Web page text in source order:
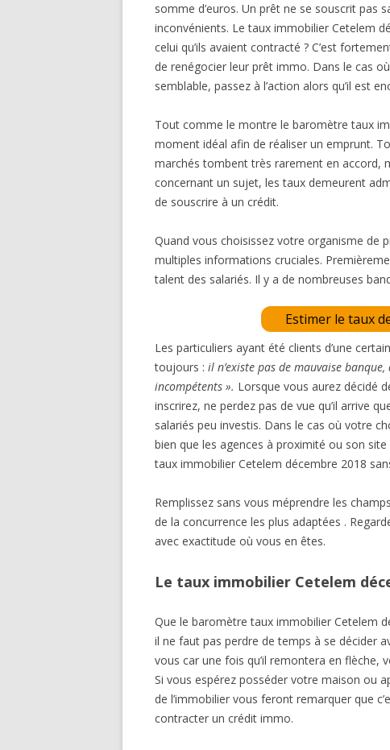
somme d’euros. Un prêt ne se souscrit pas
inconvénients. Le taux immobilier Cetelem
celui qu’ils avaient contracté ? C’est
de renégocier leur prêt immo. Dans le cas
semblable, passez à l’action alors qu’il est
Tout comme le montre le baromètre taux
moment idéal afin de réaliser un emprunt.
marchés tombent très rarement en accord,
concernant un sujet, les taux demeurent
de souscrire à un crédit.
Quand vous choisissez votre organisme de
multiples informations cruciales.
talent des salariés. Il y a de nombreuses
Estimer le taux
Les particuliers ayant été clients d’une
toujours : il n’existe pas de mauvaise
incompétents ». Lorsque vous aurez décidé
inscrirez, ne perdez pas de vue qu’il arrive
salariés peu investis. Dans le cas où votre
bien que les agences à proximité ou son
taux immobilier Cetelem décembre 2018
Remplissez sans vous méprendre les
de la concurrence les plus adaptées .
avec exactitude où vous en êtes.
Le taux immobilier Cetelem
Que le baromètre taux immobilier Cetelem
il ne faut pas perdre de temps à se décider
vous car une fois qu’il remontera en flèche,
Si vous espérez posséder votre maison ou
de l’immobilier vous feront remarquer que
contracter un crédit immo.